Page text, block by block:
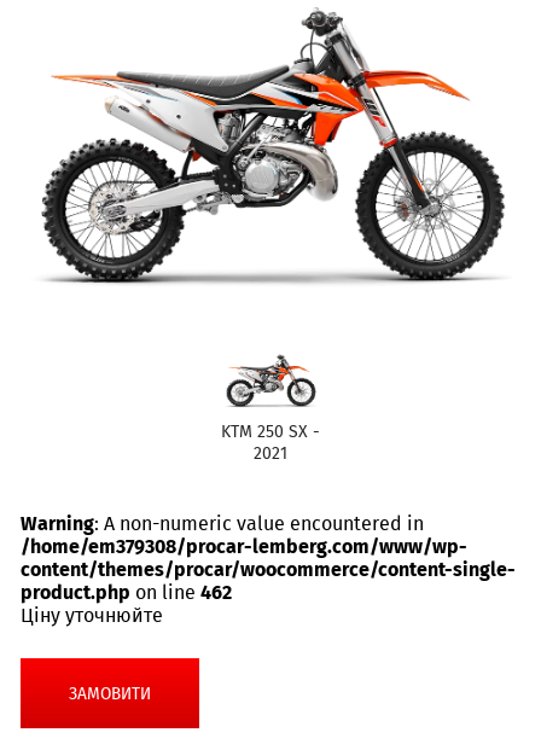
KTM 250 SX -
2021
Warning: A non-numeric value encountered in
/home/em379308/procar-lemberg.com/www/wp-
content/themes/procar/woocommerce/content-single-
product.php on line 462
Ціну уточнюйте
ЗАМОВИТИ